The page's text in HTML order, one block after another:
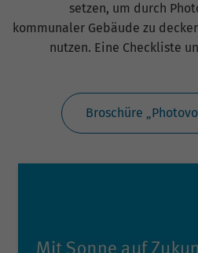
setzen, um durch
kommunaler Gebäude zu
nutzen. Eine Checkliste
Broschüre